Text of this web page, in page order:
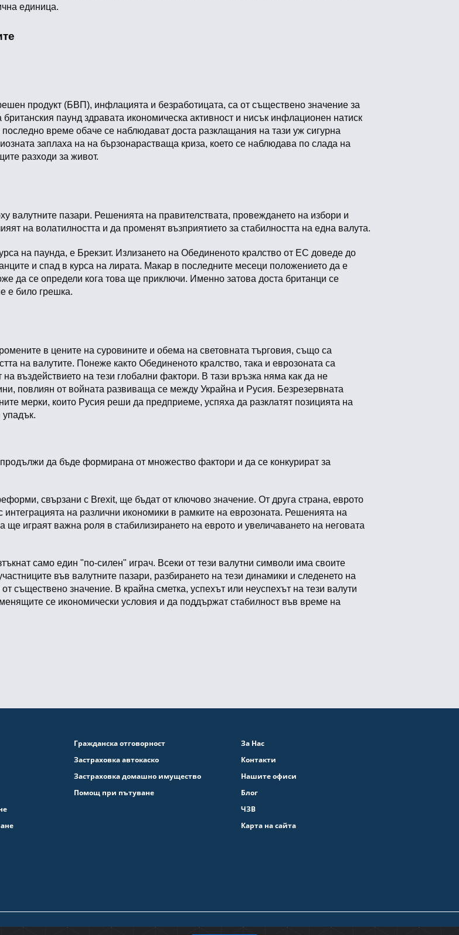
единица.
продукт (БВП), инфлацията и безработицата, са от съществено значение за
паунд здравата икономическа активност и нисък инфлационен натиск
време обаче се наблюдават доста разклащания на тази уж сигурна
заплаха на на бързонарастваща криза, което се наблюдава по слада на
разходи за живот.
валутните пазари. Решенията на правителствата, провеждането на избори и
на волатилността и да променят възприятието за стабилността на една валута.
на паунда, е Брекзит. Излизането на Обединеното кралство от ЕС доведе до
и спад в курса на лирата. Макар в последните месеци положението да е
да се определи кога това ще приключи. Именно затова доста британци се
е било грешка.
в цените на суровините и обема на световната търговия, също са
на валутите. Понеже както Обединеното кралство, така и еврозоната са
въздействието на тези глобални фактори. В тази връзка няма как да не
повлиян от войната развиваща се между Украйна и Русия. Безрезервната
мерки, които Русия реши да предприеме, успяха да разклатят позицията на
упадък.
да бъде формирана от множество фактори и да се конкурират за
свързани с Brexit, ще бъдат от ключово значение. От друга страна, еврото
интеграцията на различни икономики в рамките на еврозоната. Решенията на
ще играят важна роля в стабилизирането на еврото и увеличаването на неговата
само един "по-силен" играч. Всеки от тези валутни символи има своите
във валутните пазари, разбирането на тези динамики и следенето на
съществено значение. В крайна сметка, успехът или неуспехът на тези валути
се икономически условия и да поддържат стабилност във време на
Гражданска отговорност
Застраховка автокаско
Застраховка домашно имущество
Помощ при пътуване
За Нас
Контакти
Нашите офиси
Блог
ЧЗВ
Карта на сайта